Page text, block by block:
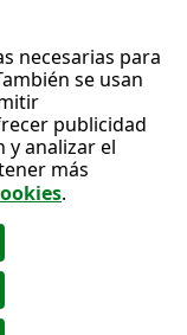
necesarias para
se usan
publicidad
y analizar el
más
.